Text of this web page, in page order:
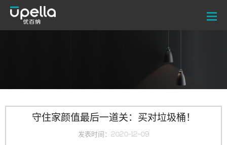
守住家颜值最后一道关：买对垃圾桶！
发表时间：2020-12-09